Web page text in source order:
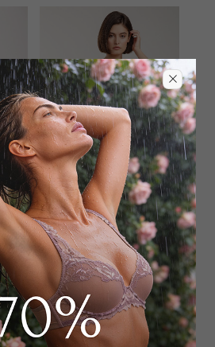
ERMANNO SCERVINO
Плавки слип
13 388₽ 30 000₽